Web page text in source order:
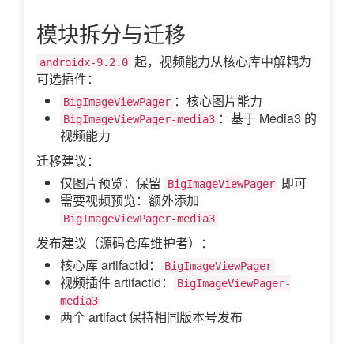
模块拆分与迁移
androidx-9.2.0 起，视频能力从核心库中解耦为
可选插件：
BigImageViewPager ：核心图片能力
BigImageViewPager-media3 ：基于 Media3 的
视频能力
迁移建议：
仅图片预览：保留
BigImageViewPager 即可
需要视频预览：额外添加
BigImageViewPager-media3
发布建议（源码仓库维护者）：
核心库 artifactId：
BigImageViewPager
视频插件 artifactId：
BigImageViewPager-
media3
两个 artifact 保持相同版本号发布